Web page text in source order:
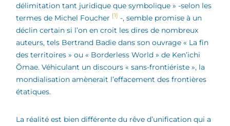
délimitation tant juridique que symbolique » -selon les
termes de Michel Foucher [1] -, semble promise à un
déclin certain si l’on en croit les dires de nombreux
auteurs, tels Bertrand Badie dans son ouvrage « La fin
des territoires » ou « Borderless World » de Ken’ichi
Ōmae. Véhiculant un discours « sans-frontiériste », la
mondialisation amènerait l’effacement des frontières
étatiques.
La réalité est bien différente du rêve d’unification qui a